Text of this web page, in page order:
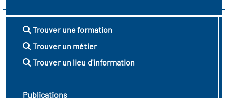
Trouver une formation
Trouver un métier
Trouver un lieu d'information
Publications